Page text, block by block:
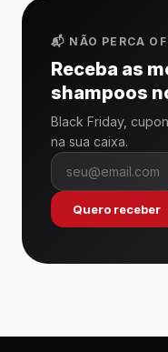
📬 NÃO PERCA
Receba as
shampoos
Black Friday,
na sua caixa.
Quero receber